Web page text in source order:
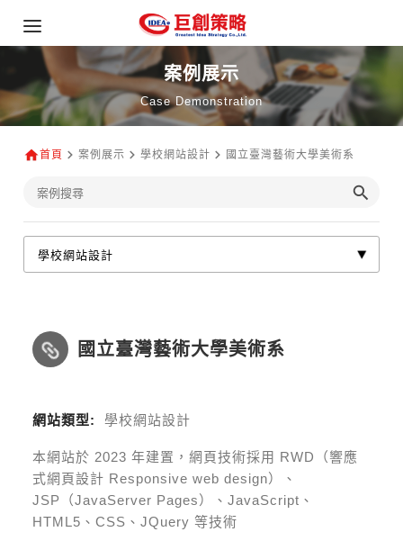
案例展示
Case Demonstration
首頁 案例展示 學校網站設計 國立臺灣藝術大學美術系
國立臺灣藝術大學美術系
網站類型: 學校網站設計
本網站於 2023 年建置，網頁技術採用 RWD（響應
式網頁設計 Responsive web design）、
JSP（JavaServer Pages）、JavaScript、
HTML5、CSS、JQuery 等技術